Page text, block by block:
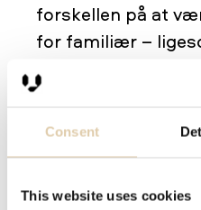
Consent
This website uses cookies
forskellen på at
for familiær –
”Hvordan har du
der?”
Fejl 5: Mangel
dit eget